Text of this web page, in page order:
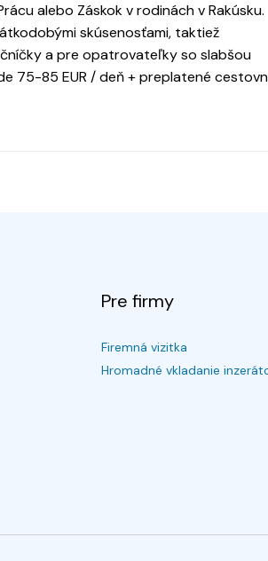
alebo Záskok v rodinách v Rakúsku.
skúsenosťami, taktiež
a pre opatrovateľky so slabšou
75-85 EUR / deň + preplatené
Pre firmy
Firemná vizitka
Hromadné vkladanie